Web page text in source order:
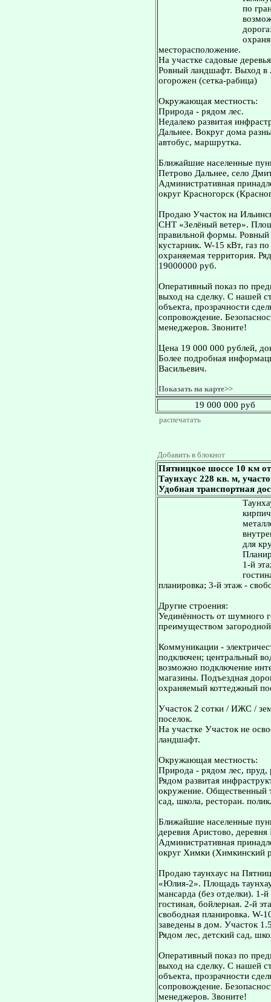
по
месторасположение.
На участке садовые
Ровный ландшафт. Выход в
огорожен (сетка-рабица)
Окружающая местность:
Природа - рядом лес.
Недалеко развитая
Дальнее. Вокруг дома
автобус, маршрутка.
Ближайшие населенные
Петрово Дальнее, село
Административная
округ Красногорск
Продаю Участок на
СНТ «Зелёный ветер».
правильной формы. Ровный
кустарник. W-15 кВт, газ
охраняемая территория.
19000000 руб.
Оперативный показ по
выход на сделку. С нашей
объекта, прозрачности
сопровождение.
менеджеров. Звоните!
Цена 19 000 000 рублей,
Более подробная
Васильевич.
Показать на карте>>
19 000 000 руб
распечатать
Добавить в блокнот
Пятницкое шоссе 10 км
Таунхаус 228 кв. м,
Удобная транспортная
для
1-й
планировка; 3-й этаж -
Другие строения:
Уединённость от шумного
преимуществом
Коммуникации -
подключен; центральный
возможно подключение
магазины. Подъездная
охраняемый коттеджный
Участок 2 сотки / ИЖС /
поселок.
На участке Участок не
ландшафт.
Окружающая местность:
Природа - рядом лес, пруд,
Рядом развитая
окружение. Общественный
сад, школа, ресторан.
Ближайшие населенные
деревня Аристово,
Административная
округ Химки (Химкинский
Продаю таунхаус на
«Юлия-2». Площадь
мансарда (без отделки). 1-
гостиная, бойлерная. 2-й
свободная планировка. W-
заведены в дом. Участок
Рядом лес, детский сад,
Оперативный показ по
выход на сделку. С нашей
объекта, прозрачности
сопровождение.
менеджеров. Звоните!